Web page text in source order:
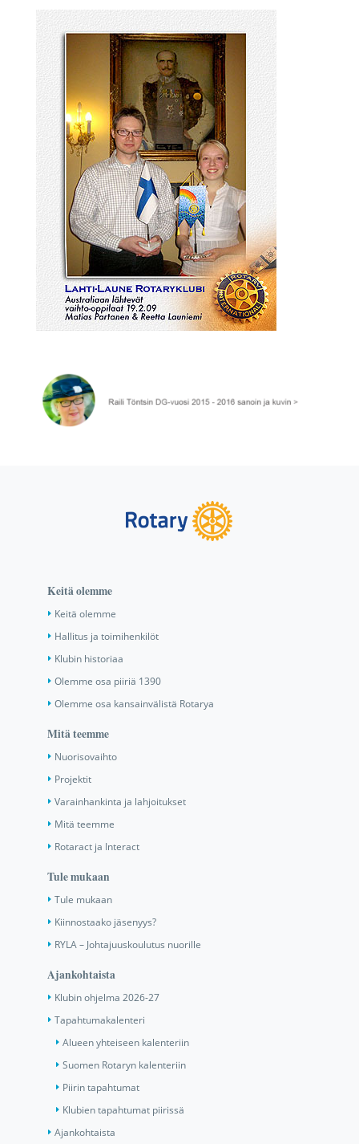
Keitä olemme
Keitä olemme
Hallitus ja toimihenkilöt
Klubin historiaa
Olemme osa piiriä 1390
Olemme osa kansainvälistä Rotarya
Mitä teemme
Nuorisovaihto
Projektit
Varainhankinta ja lahjoitukset
Mitä teemme
Rotaract ja Interact
Tule mukaan
Tule mukaan
Kiinnostaako jäsenyys?
RYLA – Johtajuuskoulutus nuorille
Ajankohtaista
Klubin ohjelma 2026-27
Tapahtumakalenteri
Alueen yhteiseen kalenteriin
Suomen Rotaryn kalenteriin
Piirin tapahtumat
Klubien tapahtumat piirissä
Ajankohtaista